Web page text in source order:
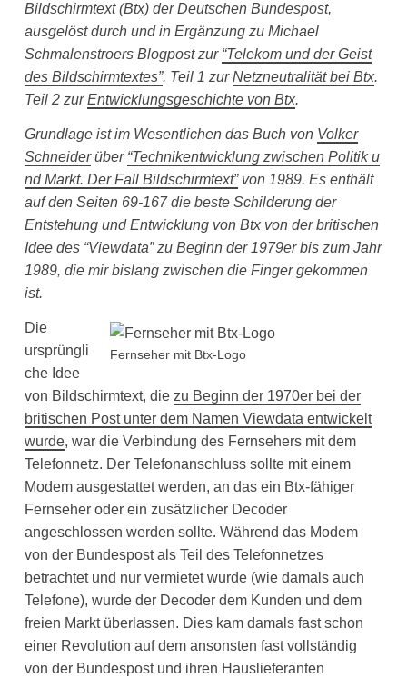
Bildschirmtext (Btx) der Deutschen Bundespost,
ausgelöst durch und in Ergänzung zu Michael
Schmalenstroers Blogpost zur “Telekom und der Geist
des Bildschirmtextes”. Teil 1 zurNetzneutralität bei Btx.
Teil 2 zurEntwicklungsgeschichte von Btx.
Grundlage ist im Wesentlichen das Buch von Volker
Schneiderüber “Technikentwicklung zwischen Politik u
nd Markt. Der Fall Bildschirmtext”von 1989. Es enthält
auf den Seiten 69-167 die beste Schilderung der
Entstehung und Entwicklung von Btx von der britischen
Idee des “Viewdata” zu Beginn der 1979er bis zum Jahr
1989, die mir bislang zwischen die Finger gekommen
ist.
Fernseher mit Btx-Logo
Die
ursprüngli
che Idee
von Bildschirmtext, die zu Beginn der 1970er bei der
britischen Post unter dem Namen Viewdata entwickelt
wurde, war die Verbindung des Fernsehers mit dem
Telefonnetz. Der Telefonanschluss sollte mit einem
Modem ausgestattet werden, an das ein Btx-fähiger
Fernseher oder ein zusätzlicher Decoder
angeschlossen werden sollte. Während das Modem
von der Bundespost als Teil des Telefonnetzes
betrachtet und nur vermietet wurde (wie damals auch
Telefone), wurde der Decoder dem Kunden und dem
freien Markt überlassen. Dies kam damals fast schon
einer Revolution auf dem ansonsten fast vollständig
von der Bundespost und ihren Hauslieferanten